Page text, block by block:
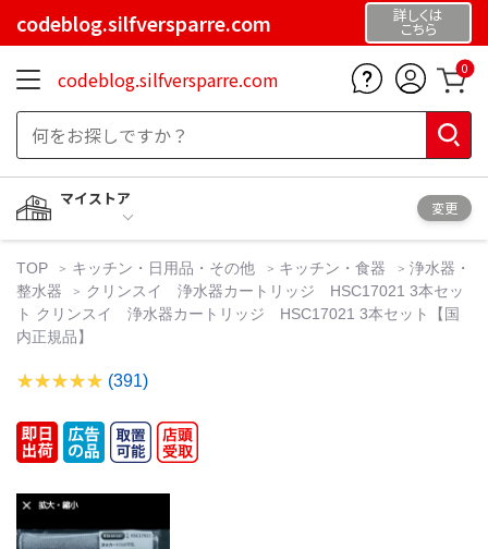
codeblog.silfversparre.com 詳しくは
こちら
codeblog.silfversparre.com 0
マイストア
変更
TOP キッチン・日用品・その他 キッチン・食器
浄水器・
整水器
クリンスイ 浄水器カートリッジ HSC17021 3本セッ
ト クリンスイ 浄水器カートリッジ HSC17021 3本セット【国
内正規品】
(391)